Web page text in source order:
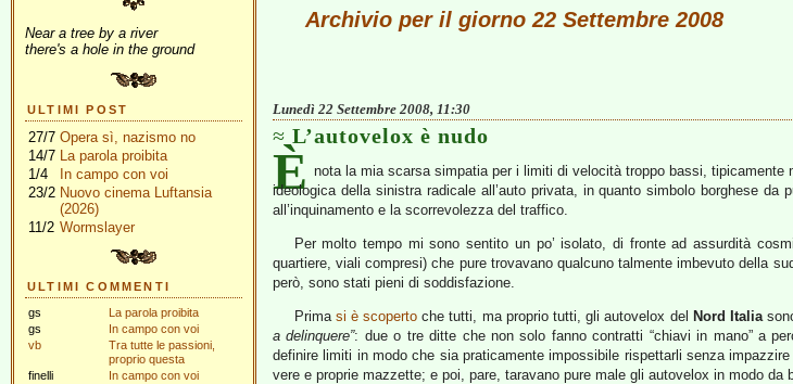
Near a tree by a river
there's a hole in the ground
ULTIMI POST
27/7 Opera sì, nazismo no
14/7 La parola proibita
1/4
In campo con voi
23/2 Nuovo cinema Luftansia
(2026)
11/2 Wormslayer
ULTIMI COMMENTI
gs
La parola proibita
gs
In campo con voi
vb
Tra tutte le passioni,
proprio questa
finelli
In campo con voi
Archivio per il giorno 22 Settembre 2008
Lunedì 22 Settembre 2008, 11:30
L’autovelox è nudo
È nota la mia scarsa simpatia per i limiti di velocità troppo bassi,
ideologica della sinistra radicale all’auto privata, in quanto simbolo borghese
all’inquinamento e la scorrevolezza del traffico.
Per molto tempo mi sono sentito un po’ isolato, di fronte ad assurdità
quartiere, viali compresi) che pure trovavano qualcuno talmente imbevuto della
però, sono stati pieni di soddisfazione.
Prima si è scoperto che tutti, ma proprio tutti, gli autovelox del Nord Italia
a delinquere”: due o tre ditte che non solo fanno contratti “chiavi in mano” a
definire limiti in modo che sia praticamente impossibile rispettarli senza
vere e proprie mazzette; e poi, pare, taravano pure male gli autovelox in modo da